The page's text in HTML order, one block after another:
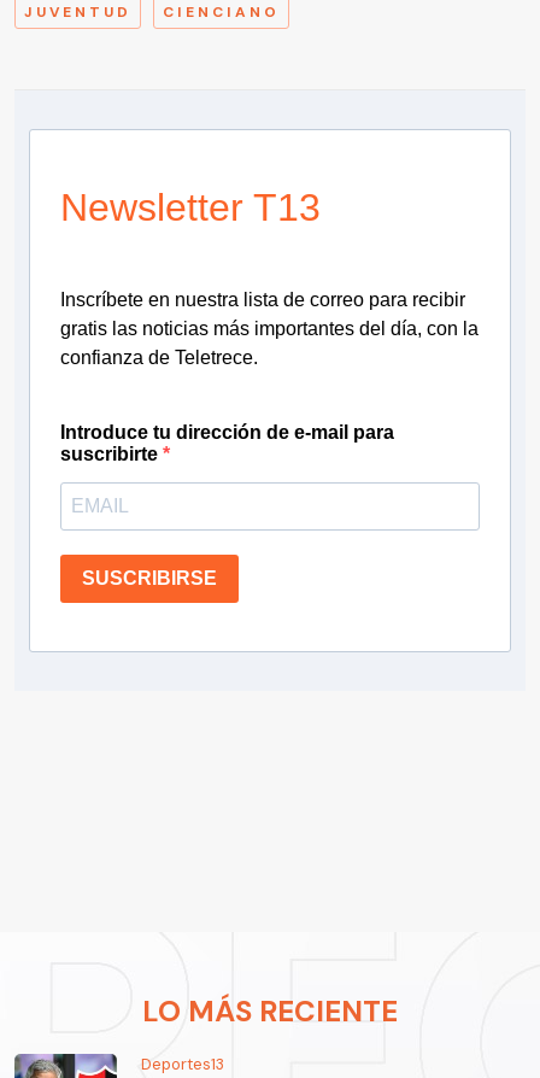
JUVENTUD CIENCIANO
Newsletter T13
Inscríbete en nuestra lista de correo para recibir
gratis las noticias más importantes del día, con la
confianza de Teletrece.
Introduce tu dirección de e-mail para
suscribirte
SUSCRIBIRSE
LO MÁS RECIENTE
Deportes13